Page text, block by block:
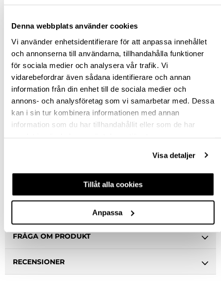
Denna webbplats använder cookies
Vi använder enhetsidentifierare för att anpassa innehållet
och annonserna till användarna, tillhandahålla funktioner
för sociala medier och analysera vår trafik. Vi
vidarebefordrar även sådana identifierare och annan
information från din enhet till de sociala medier och
annons- och analysföretag som vi samarbetar med. Dessa
kan i sin tur kombinera informationen med annan
information som du har tillhandahållit eller som de har
Visa detaljer
Tillåt alla cookies
Anpassa
KÖP
Jönköping huvudlager Beställningsvara
Jönköping butik Slut i lager
Malmö butik Slut i lager
Stockholm butik Slut i lager
Snabba leveranser
FRÅGA OM PRODUKT
RECENSIONER